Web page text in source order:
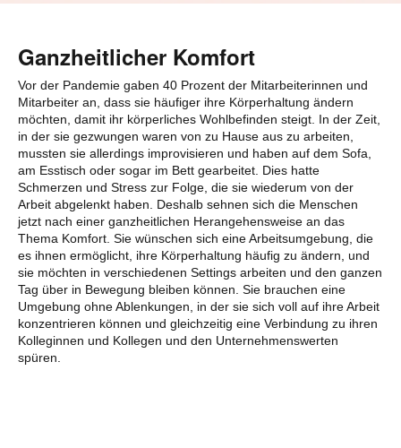
Ganzheitlicher Komfort
Vor der Pandemie gaben 40 Prozent der Mitarbeiterinnen und
Mitarbeiter an, dass sie häufiger ihre Körperhaltung ändern
möchten, damit ihr körperliches Wohlbefinden steigt. In der Zeit,
in der sie gezwungen waren von zu Hause aus zu arbeiten,
mussten sie allerdings improvisieren und haben auf dem Sofa,
am Esstisch oder sogar im Bett gearbeitet. Dies hatte
Schmerzen und Stress zur Folge, die sie wiederum von der
Arbeit abgelenkt haben. Deshalb sehnen sich die Menschen
jetzt nach einer ganzheitlichen Herangehensweise an das
Thema Komfort. Sie wünschen sich eine Arbeitsumgebung, die
es ihnen ermöglicht, ihre Körperhaltung häufig zu ändern, und
sie möchten in verschiedenen Settings arbeiten und den ganzen
Tag über in Bewegung bleiben können. Sie brauchen eine
Umgebung ohne Ablenkungen, in der sie sich voll auf ihre Arbeit
konzentrieren können und gleichzeitig eine Verbindung zu ihren
Kolleginnen und Kollegen und den Unternehmenswerten
spüren.